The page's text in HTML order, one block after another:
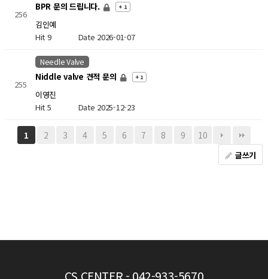
256
BPR 문의 드립니다. + 1
김인예
Hit 9 Date 2026-01-07
255
Needle Valve
Niddle valve 견적 문의 + 1
이영진
Hit 5 Date 2025-12-23
1 2 3 4 5 6 7 8 9 10
글쓰기